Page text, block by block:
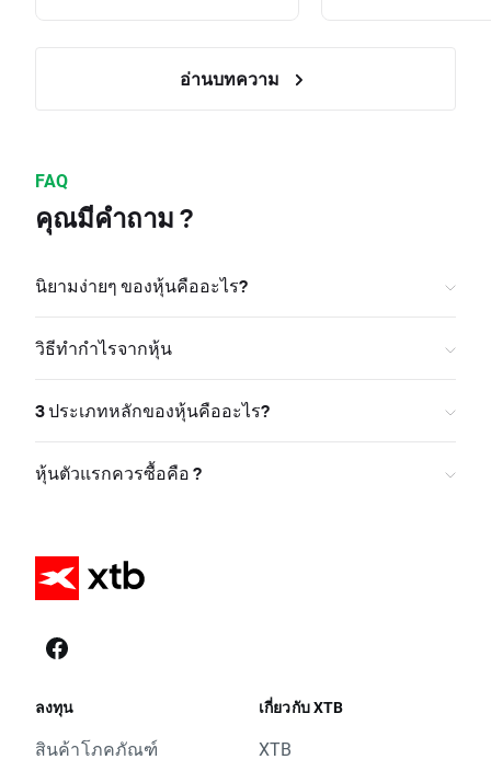
อ่านบทความ
FAQ
คุณมีคำถาม ?
นิยามง่ายๆ ของหุ้นคืออะไร?
วิธีทำกำไรจากหุ้น
3 ประเภทหลักของหุ้นคืออะไร?
หุ้นตัวแรกควรซื้อคือ ?
ลงทุน
สินค้าโภคภัณฑ์
เกี่ยวกับ XTB
XTB